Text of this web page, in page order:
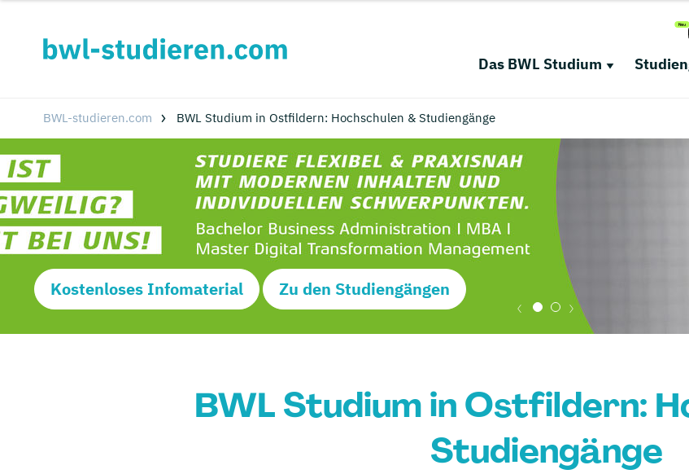
Das BWL Studium
BWL-studieren.com BWL Studium in Ostfildern: Hochschulen & Studiengänge
Kostenloses Infomaterial Zu den Studiengängen
BWL Studium in Ostfildern:
Studiengänge